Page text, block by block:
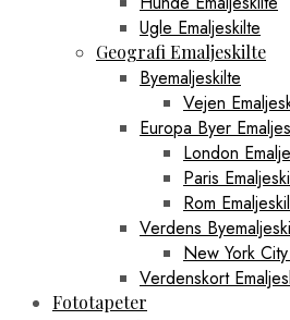
Ugle Emaljeskilte
Geografi Emaljeskilte
Byemaljeskilte
Vejen
Europa Byer
London
Paris
Rom
Verdens
New York
Verdenskort
Fototapeter